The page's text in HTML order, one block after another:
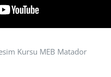
Kursu MEB Matador